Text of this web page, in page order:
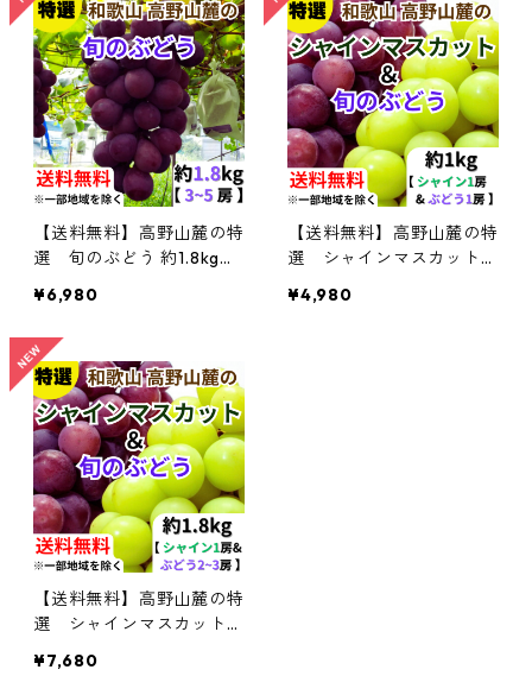
【送料無料】高野山麓の特
選 旬のぶどう 約1.8kg
¥6,980
【送料無料】高野山麓の特
選 シャインマスカット＆
【和歌山ぶどう】
¥4,980
【送料無料】高野山麓の特
選 シャインマスカット＆
¥7,680